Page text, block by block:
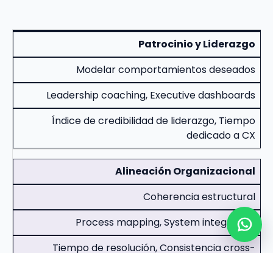
Patrocinio y Liderazgo
Modelar comportamientos deseados
Leadership coaching, Executive dashboards
Índice de credibilidad de liderazgo, Tiempo
dedicado a CX
Alineación Organizacional
Coherencia estructural
Process mapping, System integration
Tiempo de resolución, Consistencia cross-